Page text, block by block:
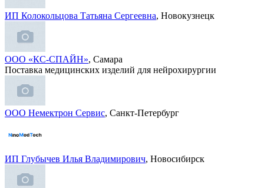
ИП Колокольцова Татьяна Сергеевна, Новокузнецк
ООО «КС-СПАЙН», Самара
Поставка медицинских изделий для нейрохирургии
ООО Немектрон Сервис, Санкт-Петербург
ИП Глубычев Илья Владимирович, Новосибирск